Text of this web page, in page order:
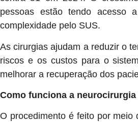
pessoas estão tendo acesso
complexidade pelo SUS.
As cirurgias ajudam a reduzir o
riscos e os custos para o
melhorar a recuperação dos
Como funciona a
O procedimento é feito por meio